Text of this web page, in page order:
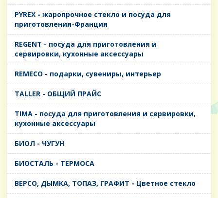
PYREX - жаропрочное стекло и посуда для
приготовления-Франция
REGENT - посуда для приготовления и
сервировки, кухонные аксессуары
REMECO - подарки, сувениры, интерьер
TALLER - ОБЩИЙ ПРАЙС
TIMA - посуда для приготовления и сервировки,
кухонные аксессуары
БИОЛ - ЧУГУН
БИОСТАЛЬ - ТЕРМОСА
ВЕРСО, ДЫМКА, ТОПАЗ, ГРАФИТ - Цветное стекло